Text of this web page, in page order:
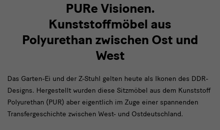
Visionen.
zwischen
und
PURe Visionen.
Kunststoffmöbel aus
Polyurethan zwischen Ost und
West
Das Garten-Ei und der Z-Stuhl gelten heute als Ikonen des DDR-
Designs. Hergestellt wurden diese Sitzmöbel aus dem Kunststoff
Polyurethan (PUR) aber eigentlich im Zuge einer spannenden
Transfergeschichte zwischen West- und Ostdeutschland.